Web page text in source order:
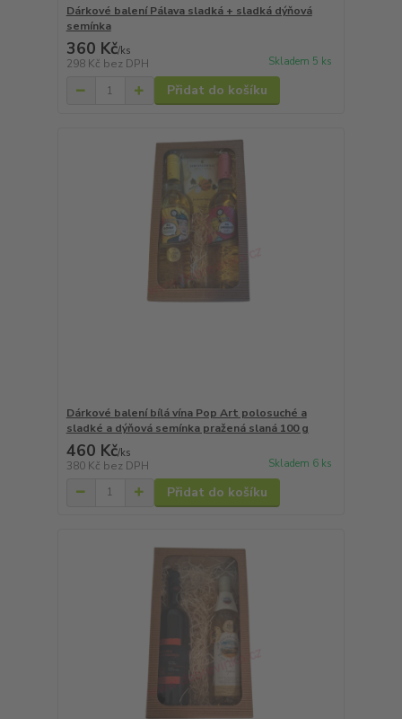
Dárkové balení Pálava sladká + sladká dýňová
semínka
360 Kč/ks
298 Kč bez DPH Skladem 5 ks
Přidat do košíku
Dárkové balení bílá vína Pop Art polosuché a
sladké a dýňová semínka pražená slaná 100 g
460 Kč/ks
380 Kč bez DPH Skladem 6 ks
Přidat do košíku